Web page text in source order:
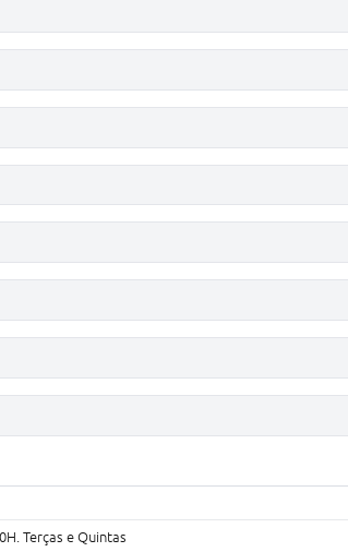
Terças e Quintas